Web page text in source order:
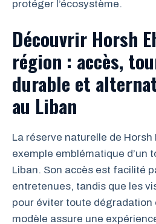
protéger l’écosystème.
Découvrir Horsh
région : accès,
durable et
au Liban
La réserve naturelle de Horsh
exemple emblématique d’un
Liban. Son accès est facilité
entretenues, tandis que les
pour éviter toute dégradation
modèle assure une